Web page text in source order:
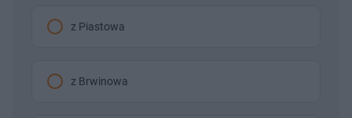
z Piastowa
z Brwinowa